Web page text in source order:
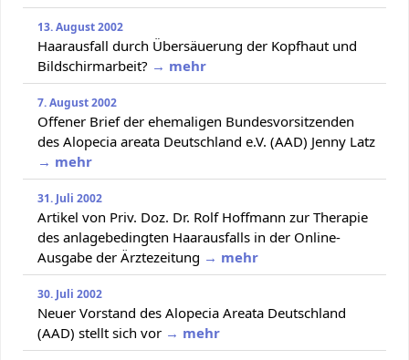
13. August 2002
Haarausfall durch Übersäuerung der Kopfhaut und
Bildschirmarbeit? → mehr
7. August 2002
Offener Brief der ehemaligen Bundesvorsitzenden
des Alopecia areata Deutschland e.V. (AAD) Jenny Latz
→ mehr
31. Juli 2002
Artikel von Priv. Doz. Dr. Rolf Hoffmann zur Therapie
des anlagebedingten Haarausfalls in der Online-
Ausgabe der Ärztezeitung → mehr
30. Juli 2002
Neuer Vorstand des Alopecia Areata Deutschland
(AAD) stellt sich vor → mehr